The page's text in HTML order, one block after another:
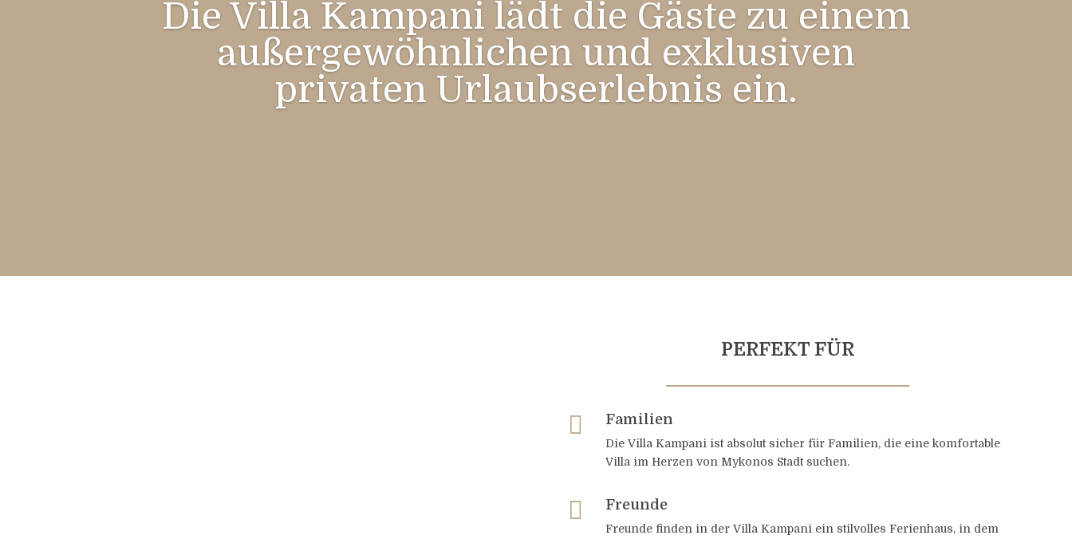
Die Villa Kampani lädt die Gäste zu einem
außergewöhnlichen und exklusiven
privaten Urlaubserlebnis ein.
PERFEKT FÜR
 Familien
Die Villa Kampani ist absolut sicher für Familien, die eine komfortable
Villa im Herzen von Mykonos Stadt suchen.
 Freunde
Freunde finden in der Villa Kampani ein stilvolles Ferienhaus, in dem